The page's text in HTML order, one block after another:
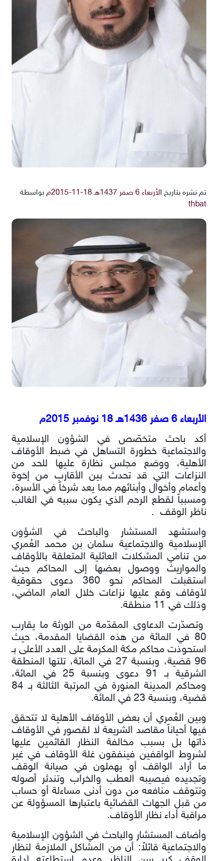
تم نشره بتاريخ الأربعاء 6 صفر 1437هـ 18-11-2015م
بواسطة
thbat
الأربعاء 6 صفر 1436هـ 18 نوفمبر 2015م
أكد باحث متخصّص في الشؤون الإسلامية
والاجتماعية خطورة التساهل في ضبط الأوقاف
الأهلية، ووضع مجلس نظارة عليها للحد من
النزاعات التي قد تحدث بين الأقارب من إخوة
وأعمام وأخوال وأبنائهم مما يعد شرخاً في الأسرة،
ومسبباً لقطع الرحم الذي يكون سببه في الغالب
ناظر الوقف .
واستشهد المستشار والباحث في الشؤون
الإسلامية والاجتماعية سلمان بن محمد العُمري
من تنامي المشكلات العائلية المتعلقة بالأوقاف
والمواريث ووصول بعضها إلى المحاكم حيث
استقبلت المحاكم نحو 360 دعوى حقوقية
لأوقاف وقع عليها نزاعات خلال العام الماضي،
وذلك في 11 منطقة.
وتصدّرت الدعاوى المقدّمة من الورثة ما يقارب
80 في المائة من هذه القضايا المقدمة، حيث
استحوذت محاكم مكة المكرمة على العدد الأعلى بـ
96 قضية، وبنسبة 27 في المائة، تلتها المنطقة
الشرقية بـ 91 دعوى وبنسبة 25 في المائة،
ومحاكم المدينة المنورة في المرتبة الثالثة بـ 84
قضية، وبنسبة 23 في المائة.
وبين العُمري أن بعض الأوقاف الأهلية لا تتحقق
فيها أحياناً مقاصد الشريعة لا لقصور في الأوقاف
ذاتها بل بسبب مخالفة النظار القائمين عليها
لشروط الواقفين فينفقون غلة الأوقاف في غير
ما أراد الواقف أو يهملون في صيانة الوقف
وتجديده فيصيبه العطب والخراب وتندثر أصوله
وتتوقف منافعه من دون أدنى مساءلة أو حساب
من قبل الجهات القضائية باعتبارها المسؤولة عن
مراقبة أداء نظار الأوقاف.
وأضاف المستشار والباحث في الشؤون الإسلامية
والاجتماعية قائلاً: أن من المشاكل الملازمة لنظار